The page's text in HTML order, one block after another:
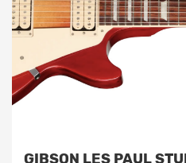
GIBSON LES PAUL